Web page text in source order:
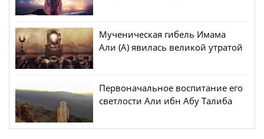
Мученическая гибель Имама
Али (А) явилась великой утратой
Первоначальное воспитание его
светлости Али ибн Абу Талиба